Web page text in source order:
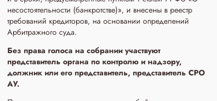
несостоятельности (банкротстве)», и внесены в реестр
требований кредиторов, на основании определений
Арбитражного суда.
Без права голоса на собрании участвуют
представитель органа по контролю и надзору,
должник или его представитель, представитель СРО
АУ.